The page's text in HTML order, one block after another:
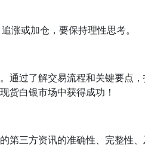
涨或加仓，要保持理性思考。
过了解交易流程和关键要点
货白银市场中获得成功！
三方资讯的准确性、完整性、